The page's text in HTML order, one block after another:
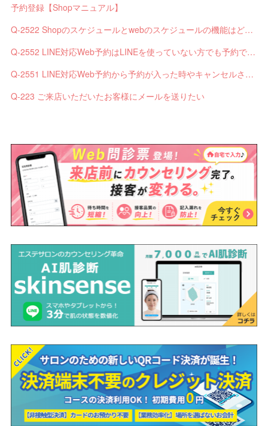
予約登録【Shopマニュアル】
Q-2522 Shopのスケジュールとwebのスケジュールの機能はどう違いますか？
Q-2552 LINE対応Web予約はLINEを使っていない方でも予約できますか？
Q-2551 LINE対応Web予約から予約が入った時やキャンセルされた時、サロンやお客様へは通知されますか？
Q-223 ご来店いただいたお客様にメールを送りたい